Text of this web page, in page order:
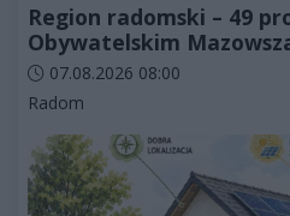
Region radomski – 49
Obywatelskim
Data dodania artykułu:
07.08.2026 08:00
Kategorie artykułu:
Radom